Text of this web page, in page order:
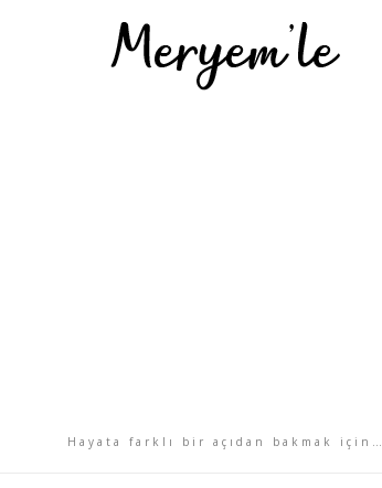
Hayata farklı bir açıdan bakmak için…